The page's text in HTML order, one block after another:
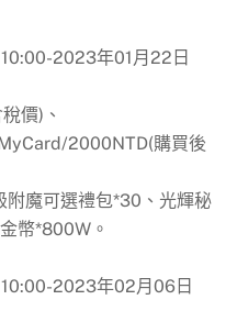
2023年01月22日
價)、
2000NTD(購買後
附魔可選禮包*30、光輝秘
幣*800W。
2023年02月06日